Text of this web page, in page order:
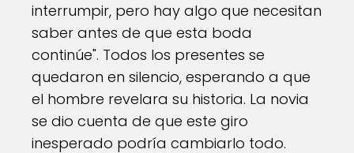
interrumpir, pero hay algo que necesitan
saber antes de que esta boda
continúe". Todos los presentes se
quedaron en silencio, esperando a que
el hombre revelara su historia. La novia
se dio cuenta de que este giro
inesperado podría cambiarlo todo.